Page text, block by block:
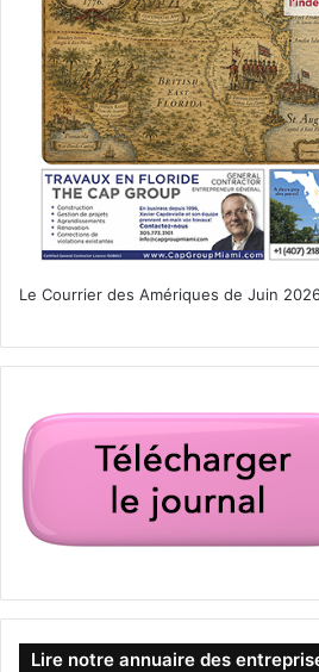
Le Courrier des Amériques de Juin
Lire notre annuaire des